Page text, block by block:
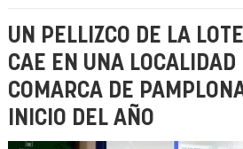
UN PELLIZCO DE LA
CAE EN UNA LOCALIDAD
COMARCA DE
INICIO DEL AÑO